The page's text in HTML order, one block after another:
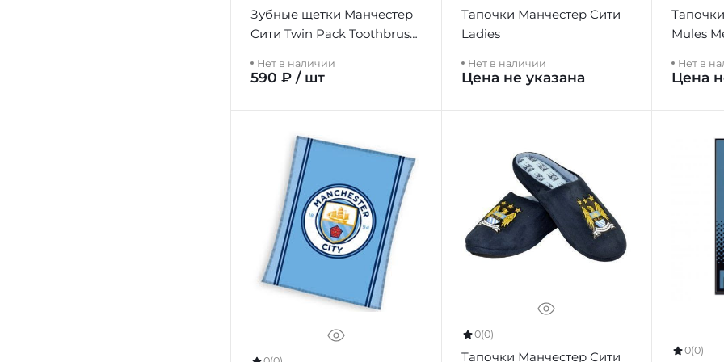
Зубные щетки Манчестер
Сити Twin Pack Toothbrush
Нет в наличии
590 ₽ / шт
Тапочки Манчестер Сити
Ladies
Нет в наличии
Цена не указана
Mules
Нет в
Цена
0(0)
Тапочки Манчестер Сити 0(0)